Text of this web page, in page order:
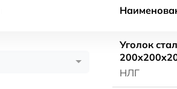
Уголок
НЛГ